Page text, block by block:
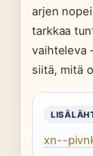
arjen
tarkkaa
vaihteleva
siitä, mitä
xn--